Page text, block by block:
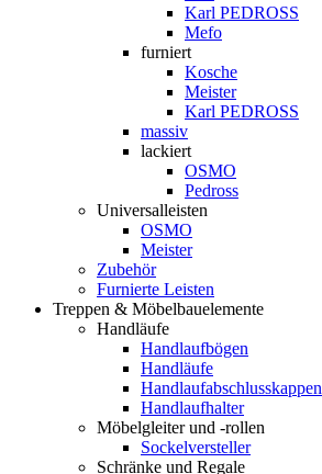
Karl PEDROSS
Mefo
furniert
Kosche
Meister
Karl PEDROSS
massiv
lackiert
OSMO
Pedross
Universalleisten
OSMO
Meister
Zubehör
Furnierte Leisten
Treppen & Möbelbauelemente
Handläufe
Handlaufbögen
Handläufe
Handlaufabschlusskappen
Handlaufhalter
Möbelgleiter und -rollen
Sockelversteller
Schränke und Regale